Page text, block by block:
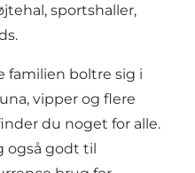
sportshaller,
familien boltre sig i
vipper og flere
du noget for alle.
også godt til